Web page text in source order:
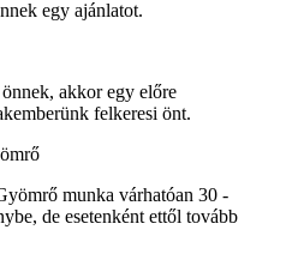
egy ajánlatot.
akkor egy előre
felkeresi önt.
munka várhatóan 30 -
de esetenként ettől tovább